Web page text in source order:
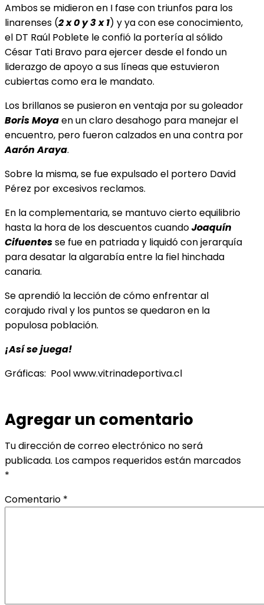
Ambos se midieron en I fase con triunfos para los
linarenses (2 x 0 y 3 x 1) y ya con ese conocimiento,
el DT Raúl Poblete le confió la portería al sólido
César Tati Bravo para ejercer desde el fondo un
liderazgo de apoyo a sus líneas que estuvieron
cubiertas como era le mandato.
Los brillanos se pusieron en ventaja por su goleador
Boris Moyaen un claro desahogo para manejar el
encuentro, pero fueron calzados en una contra por
Aarón Araya.
Sobre la misma, se fue expulsado el portero David
Pérez por excesivos reclamos.
En la complementaria, se mantuvo cierto equilibrio
hasta la hora de los descuentos cuandoJoaquín
Cifuentesse fue en patriada y liquidó con jerarquía
para desatar la algarabía entre la fiel hinchada
canaria.
Se aprendió la lección de cómo enfrentar al
corajudo rival y los puntos se quedaron en la
populosa población.
¡Así se juega!
Gráficas: Pool www.vitrinadeportiva.cl
Agregar un comentario
Tu dirección de correo electrónico no será
publicada. Los campos requeridos están marcados
*
Comentario *